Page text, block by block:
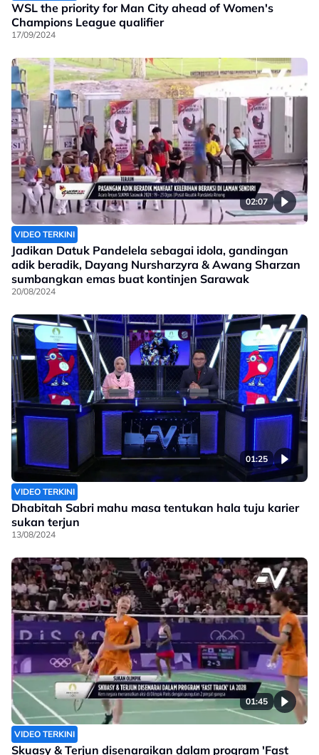
WSL the priority for Man City ahead of Women's
Champions League qualifier
17/09/2024
02:07
VIDEO TERKINI
Jadikan Datuk Pandelela sebagai idola, gandingan
adik beradik, Dayang Nursharzyra & Awang Sharzan
sumbangkan emas buat kontinjen Sarawak
20/08/2024
01:25
VIDEO TERKINI
Dhabitah Sabri mahu masa tentukan hala tuju karier
sukan terjun
13/08/2024
01:45
VIDEO TERKINI
Skuasy & Terjun disenaraikan dalam program 'Fast